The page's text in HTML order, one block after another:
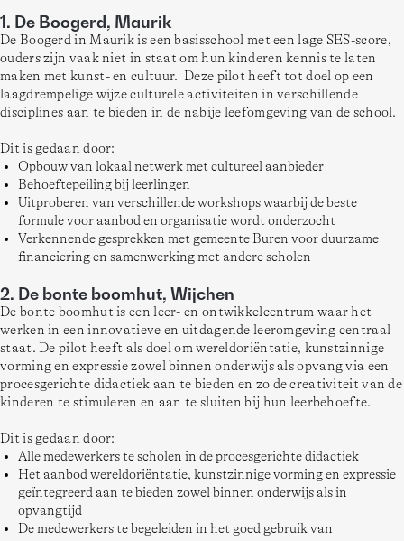
1. De Boogerd, Maurik
De Boogerd in Maurik is een basisschool met een lage SES-score,
ouders zijn vaak niet in staat om hun kinderen kennis te laten
maken met kunst- en cultuur.  Deze pilot heeft tot doel op een
laagdrempelige wijze culturele activiteiten in verschillende
disciplines aan te bieden in de nabije leefomgeving van de school.
Dit is gedaan door:
Opbouw van lokaal netwerk met cultureel aanbieder
Behoeftepeiling bij leerlingen
Uitproberen van verschillende workshops waarbij de beste
formule voor aanbod en organisatie wordt onderzocht
Verkennende gesprekken met gemeente Buren voor duurzame
financiering en samenwerking met andere scholen
2. De bonte boomhut, Wijchen
De bonte boomhut is een leer- en ontwikkelcentrum waar het
werken in een innovatieve en uitdagende leeromgeving centraal
staat. De pilot heeft als doel om wereldoriëntatie, kunstzinnige
vorming en expressie zowel binnen onderwijs als opvang via een
procesgerichte didactiek aan te bieden en zo de creativiteit van de
kinderen te stimuleren en aan te sluiten bij hun leerbehoefte.
Dit is gedaan door:
Alle medewerkers te scholen in de procesgerichte didactiek
Het aanbod wereldoriëntatie, kunstzinnige vorming en expressie
geïntegreerd aan te bieden zowel binnen onderwijs als in
opvangtijd
De medewerkers te begeleiden in het goed gebruik van